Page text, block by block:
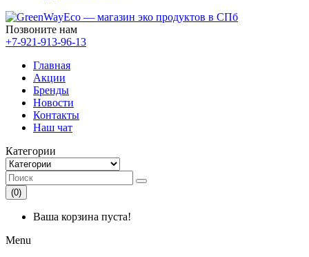
Позвоните нам
+7-921-913-96-13
Главная
Акции
Бренды
Новости
Контакты
Наш чат
Категории
(0)
Ваша корзина пуста!
Menu